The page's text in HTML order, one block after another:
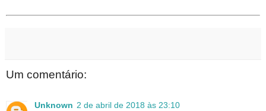
Um comentário:
Unknown 2 de abril de 2018 às 23:10